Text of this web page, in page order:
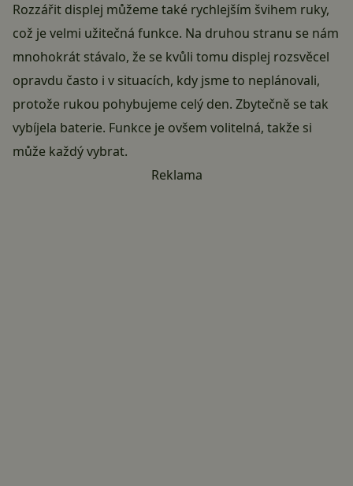
Rozzářit displej můžeme také rychlejším švihem ruky,
což je velmi užitečná funkce. Na druhou stranu se nám
mnohokrát stávalo, že se kvůli tomu displej rozsvěcel
opravdu často i v situacích, kdy jsme to neplánovali,
protože rukou pohybujeme celý den. Zbytečně se tak
vybíjela baterie. Funkce je ovšem volitelná, takže si
může každý vybrat.
Reklama